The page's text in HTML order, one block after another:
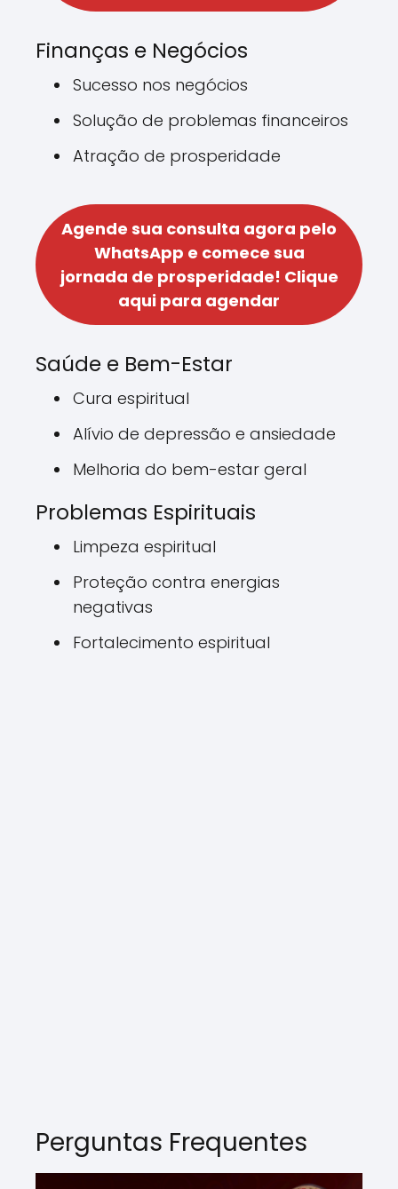
Finanças e Negócios
Sucesso nos negócios
Solução de problemas financeiros
Atração de prosperidade
Agende sua consulta agora pelo
WhatsApp e comece sua
jornada de prosperidade! Clique
aqui para agendar
Saúde e Bem-Estar
Cura espiritual
Alívio de depressão e ansiedade
Melhoria do bem-estar geral
Problemas Espirituais
Limpeza espiritual
Proteção contra energias
negativas
Fortalecimento espiritual
Perguntas Frequentes